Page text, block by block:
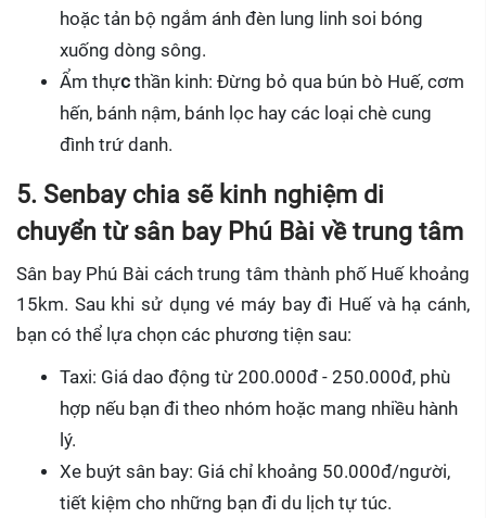
hoặc tản bộ ngắm ánh đèn lung linh soi bóng
xuống dòng sông.
Ẩm thực thần kinh: Đừng bỏ qua bún bò Huế, cơm
hến, bánh nậm, bánh lọc hay các loại chè cung
đình trứ danh.
5. Senbay chia sẽ kinh nghiệm di
chuyển từ sân bay Phú Bài về trung tâm
Sân bay Phú Bài cách trung tâm thành phố Huế khoảng
15km. Sau khi sử dụng vé máy bay đi Huế và hạ cánh,
bạn có thể lựa chọn các phương tiện sau:
Taxi: Giá dao động từ 200.000đ - 250.000đ, phù
hợp nếu bạn đi theo nhóm hoặc mang nhiều hành
lý.
Xe buýt sân bay: Giá chỉ khoảng 50.000đ/người,
tiết kiệm cho những bạn đi du lịch tự túc.